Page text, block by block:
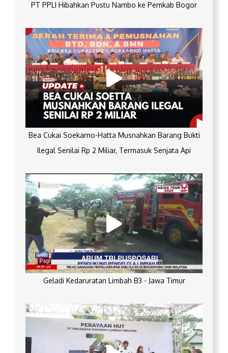
PT PPLI Hibahkan Pustu Nambo ke Pemkab Bogor
Bea Cukai Soekarno-Hatta Musnahkan Barang Bukti
Ilegal Senilai Rp 2 Miliar, Termasuk Senjata Api
Geladi Kedaruratan Limbah B3 - Jawa Timur